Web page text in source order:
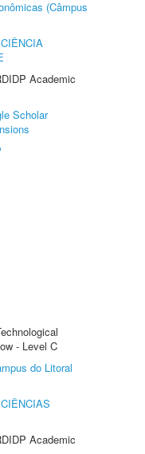
(Câmpus
Academic
Scholar
- Level C
do Litoral
Academic